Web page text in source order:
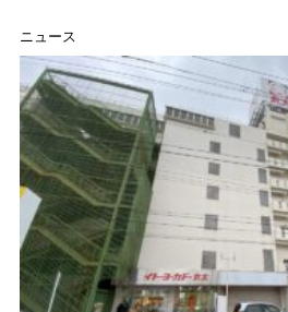
ニュース